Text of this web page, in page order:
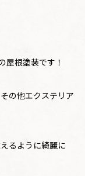
屋根塗装です！
の他エクステリア
るように綺麗に